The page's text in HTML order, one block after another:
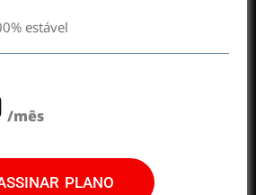
estável
/mês
PLANO